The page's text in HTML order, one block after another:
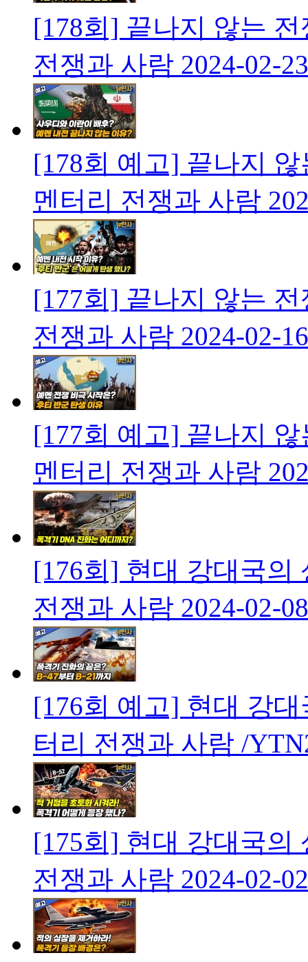
[178회] 끝나지 않는
전쟁과 사람 2024-02-23
[178회 예고] 끝나지
멘터리 전쟁과 사람
[177회] 끝나지 않는
전쟁과 사람 2024-02-16
[177회 예고] 끝나지
멘터리 전쟁과 사람
[176회] 현대 강대국의
전쟁과 사람 2024-02-08
[176회 예고] 현대 강
터리 전쟁과 사람 /
[175회] 현대 강대국의
전쟁과 사람 2024-02-02